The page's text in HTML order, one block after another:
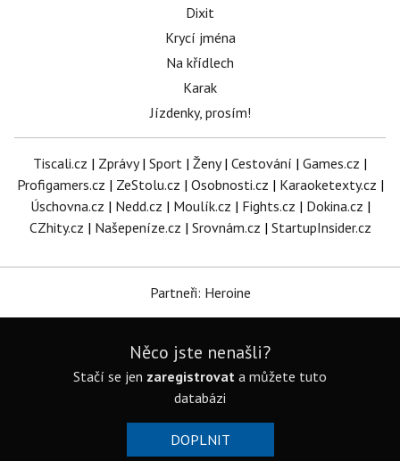
Dixit
Krycí jména
Na křídlech
Karak
Jízdenky, prosím!
Tiscali.cz | Zprávy| Sport | Ženy| Cestování | Games.cz |
Profigamers.cz | ZeStolu.cz | Osobnosti.cz | Karaoketexty.cz |
Úschovna.cz | Nedd.cz | Moulík.cz | Fights.cz | Dokina.cz |
CZhity.cz | Našepeníze.cz | Srovnám.cz | StartupInsider.cz
Partneři: Heroine
Něco jste nenašli?
Stačí se jen zaregistrovat a můžete tuto
databázi
DOPLNIT